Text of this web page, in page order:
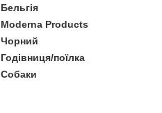
Бельгія
Moderna Products
Чорний
Годівниця/поїлка
Собаки